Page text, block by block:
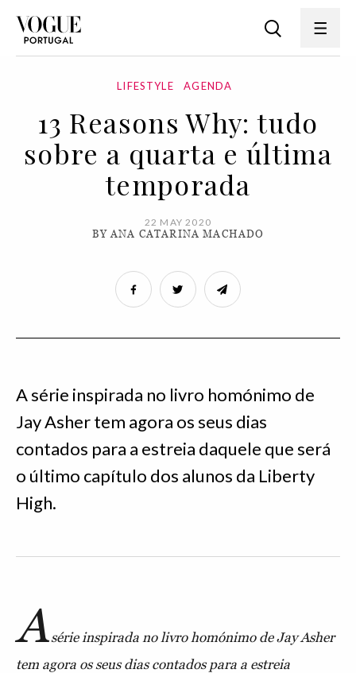
LIFESTYLE AGENDA
13 Reasons Why: tudo
sobre a quarta e última
temporada
22 MAY 2020
BY ANA CATARINA MACHADO
A série inspirada no livro homónimo de
Jay Asher tem agora os seus dias
contados para a estreia daquele que será
o último capítulo dos alunos da Liberty
High.
Asérie inspirada no livro homónimo de Jay Asher
tem agora os seus dias contados para a estreia